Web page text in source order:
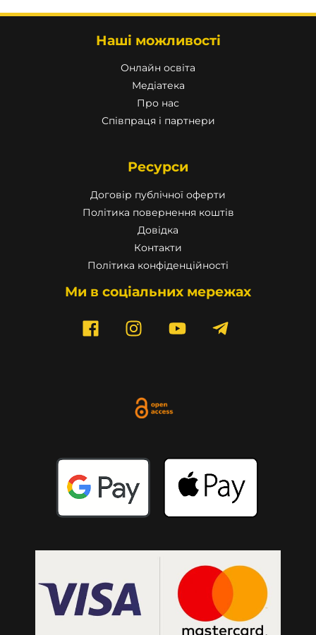
Наші можливості
Онлайн освіта
Медіатека
Про нас
Співпраця і партнери
Ресурси
Договір публічної оферти
Політика повернення коштів
Довідка
Контакти
Політика конфіденційності
Ми в соціальних мережах